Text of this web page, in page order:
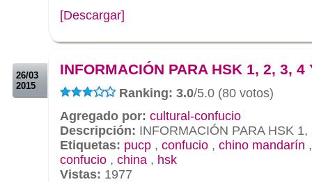
[Descargar]
26/03
2015
INFORMACIÓN PARA HSK 1, 2, 3, 4
Ranking: 3.0/5.0 (80 votos)
Agregado por: cultural-confucio
Descripción: INFORMACIÓN PARA HSK 1,
Etiquetas: pucp , confucio , chino mandarín
confucio , china , hsk
Vistas: 1977